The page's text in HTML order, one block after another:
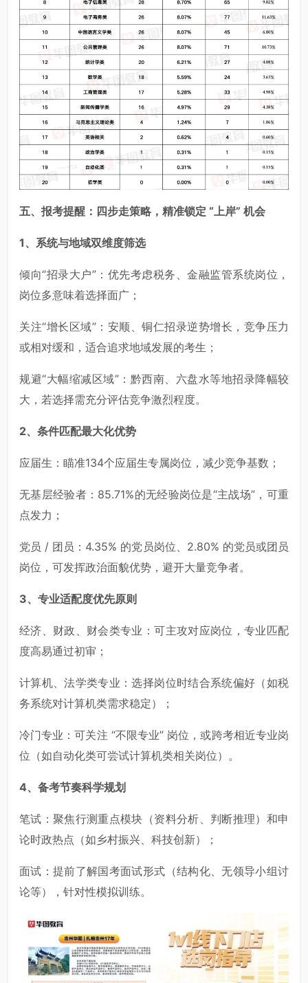
五、报考提醒：四步走策略，精准锁定 “上岸” 机会
1、系统与地域双维度筛选
倾向“招录大户”：优先考虑税务、金融监管系统岗位，
岗位多意味着选择面广；
关注“增长区域”：安顺、铜仁招录逆势增长，竞争压力
或相对缓和，适合追求地域发展的考生；
规避“大幅缩减区域”：黔西南、六盘水等地招录降幅较
大，若选择需充分评估竞争激烈程度。
2、条件匹配最大化优势
应届生：瞄准134个应届生专属岗位，减少竞争基数；
无基层经验者：85.71%的无经验岗位是“主战场”，可重
点发力；
党员 / 团员：4.35% 的党员岗位、2.80% 的党员或团员
岗位，可发挥政治面貌优势，避开大量竞争者。
3、专业适配度优先原则
经济、财政、财会类专业：可主攻对应岗位，专业匹配
度高易通过初审；
计算机、法学类专业：选择岗位时结合系统偏好（如税
务系统对计算机类需求稳定）；
冷门专业：可关注 “不限专业” 岗位，或跨考相近专业岗
位（如自动化类可尝试计算机类相关岗位）。
4、备考节奏科学规划
笔试：聚焦行测重点模块（资料分析、判断推理）和申
论时政热点（如乡村振兴、科技创新）；
面试：提前了解国考面试形式（结构化、无领导小组讨
论等），针对性模拟训练。